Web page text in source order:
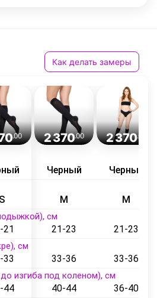
Как делать замеры
см
см
изгиба под коленом), см
.00
S
21
33
44
2 370.00
Черный
M
21-23
33-36
40-44
2 370.00
Черный
M
21-23
33-36
36-40